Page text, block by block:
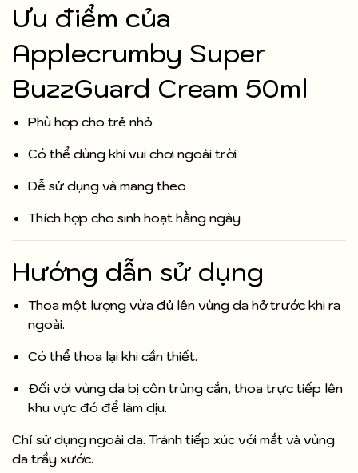
Ưu điểm của
Applecrumby Super
BuzzGuard Cream 50ml
Phù hợp cho trẻ nhỏ
Có thể dùng khi vui chơi ngoài trời
Dễ sử dụng và mang theo
Thích hợp cho sinh hoạt hằng ngày
Hướng dẫn sử dụng
Thoa một lượng vừa đủ lên vùng da hở trước khi ra
ngoài.
Có thể thoa lại khi cần thiết.
Đối với vùng da bị côn trùng cắn, thoa trực tiếp lên
khu vực đó để làm dịu.
Chỉ sử dụng ngoài da. Tránh tiếp xúc với mắt và vùng
da trầy xước.